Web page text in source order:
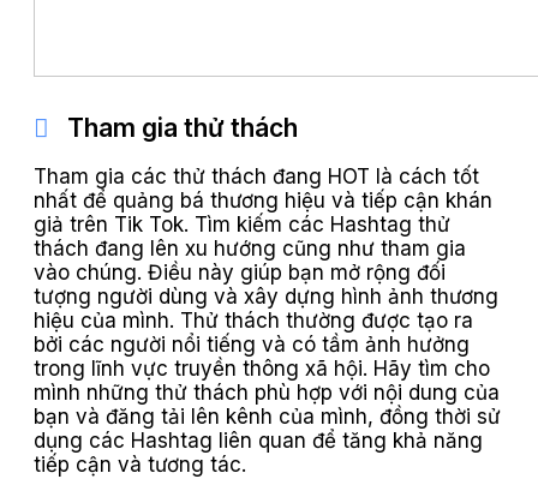
Tham gia thử thách
Tham gia các thử thách đang HOT là cách tốt
nhất để quảng bá thương hiệu và tiếp cận khán
giả trên Tik Tok. Tìm kiếm các Hashtag thử
thách đang lên xu hướng cũng như tham gia
vào chúng. Điều này giúp bạn mở rộng đối
tượng người dùng và xây dựng hình ảnh thương
hiệu của mình. Thử thách thường được tạo ra
bởi các người nổi tiếng và có tầm ảnh hưởng
trong lĩnh vực truyền thông xã hội. Hãy tìm cho
mình những thử thách phù hợp với nội dung của
bạn và đăng tải lên kênh của mình, đồng thời sử
dụng các Hashtag liên quan để tăng khả năng
tiếp cận và tương tác.